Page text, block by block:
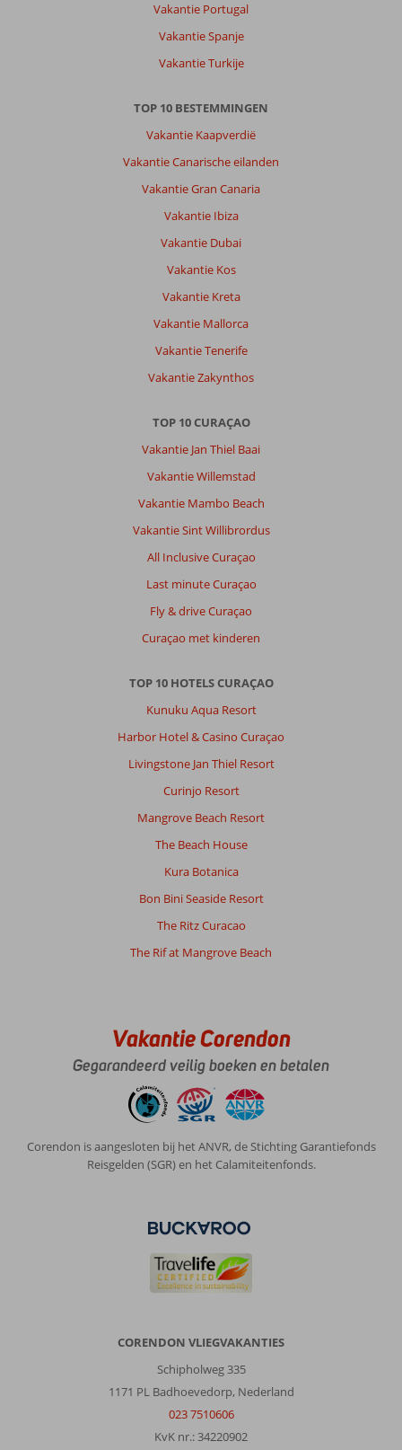
Vakantie Portugal
Vakantie Spanje
Vakantie Turkije
TOP 10 BESTEMMINGEN
Vakantie Kaapverdië
Vakantie Canarische eilanden
Vakantie Gran Canaria
Vakantie Ibiza
Vakantie Dubai
Vakantie Kos
Vakantie Kreta
Vakantie Mallorca
Vakantie Tenerife
Vakantie Zakynthos
TOP 10 CURAÇAO
Vakantie Jan Thiel Baai
Vakantie Willemstad
Vakantie Mambo Beach
Vakantie Sint Willibrordus
All Inclusive Curaçao
Last minute Curaçao
Fly & drive Curaçao
Curaçao met kinderen
TOP 10 HOTELS CURAÇAO
Kunuku Aqua Resort
Harbor Hotel & Casino Curaçao
Livingstone Jan Thiel Resort
Curinjo Resort
Mangrove Beach Resort
The Beach House
Kura Botanica
Bon Bini Seaside Resort
The Ritz Curacao
The Rif at Mangrove Beach
Vakantie Corendon
Gegarandeerd veilig boeken en betalen
Corendon is aangesloten bij het ANVR, de Stichting Garantiefonds
Reisgelden (SGR) en het Calamiteitenfonds.
CORENDON VLIEGVAKANTIES
Schipholweg 335
1171 PL Badhoevedorp, Nederland
023 7510606
KvK nr.: 34220902